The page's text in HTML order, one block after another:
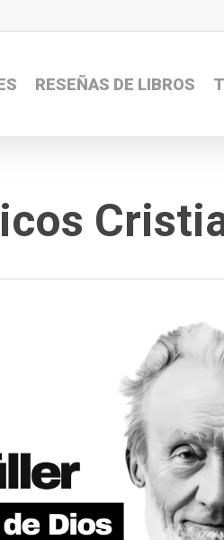
RESEÑAS DE LIBROS